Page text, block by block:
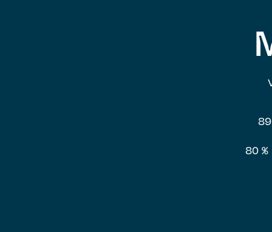
89
80 %